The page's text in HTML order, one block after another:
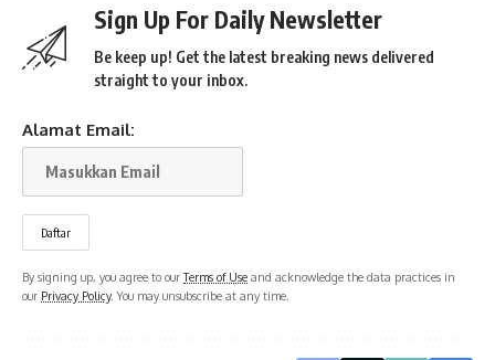
Sign Up For Daily Newsletter
Be keep up! Get the latest breaking news delivered
straight to your inbox.
Alamat Email:
By signing up, you agree to ourTerms of Use and acknowledge the data practices in
our Privacy Policy. You may unsubscribe at any time.